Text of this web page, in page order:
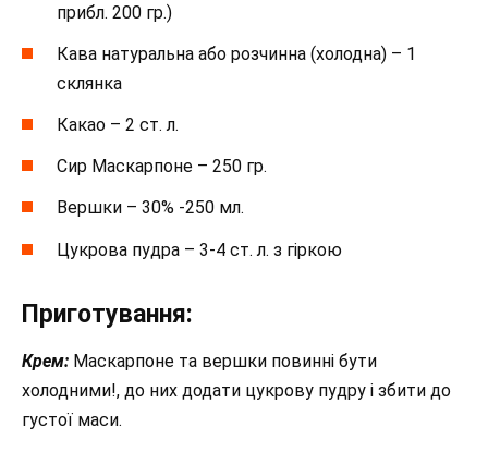
прибл. 200 гр.)
Кава натуральна або розчинна (холодна) – 1
склянка
Какао – 2 ст. л.
Сир Маскарпоне – 250 гр.
Вершки – 30% -250 мл.
Цукрова пудра – 3-4 ст. л. з гіркою
Приготування:
Крем: Маскарпоне та вершки повинні бути
холодними!, до них додати цукрову пудру і збити до
густої маси.